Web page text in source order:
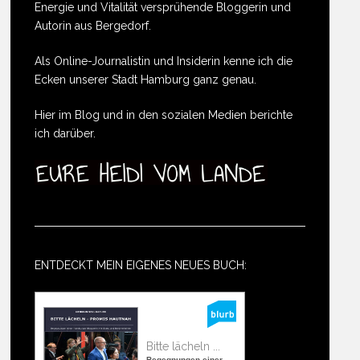
Energie und Vitalität versprühende Bloggerin und
Autorin aus Bergedorf.
Als Online-Journalistin und Insiderin kenne ich die
Ecken unserer Stadt Hamburg ganz genau.
Hier im Blog und in den sozialen Medien berichte
ich darüber.
ENTDECKT MEIN EIGENES NEUES BUCH:
Bitte lächeln ...